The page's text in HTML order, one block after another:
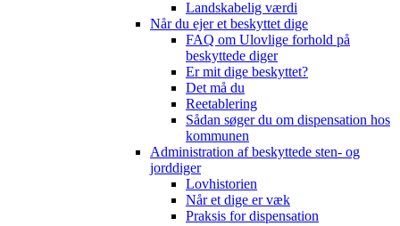
Landskabelig værdi
Når du ejer et beskyttet dige
FAQ om Ulovlige forhold på
beskyttede diger
Er mit dige beskyttet?
Det må du
Reetablering
Sådan søger du om dispensation hos
kommunen
Administration af beskyttede sten- og
jorddiger
Lovhistorien
Når et dige er væk
Praksis for dispensation